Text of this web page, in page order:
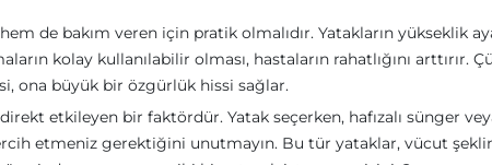
de bakım veren için pratik olmalıdır. Yatakların yükseklik
kolay kullanılabilir olması, hastaların rahatlığını arttırır.
ona büyük bir özgürlük hissi sağlar.
etkileyen bir faktördür. Yatak seçerken, hafızalı sünger
etmeniz gerektiğini unutmayın. Bu tür yataklar, vücut